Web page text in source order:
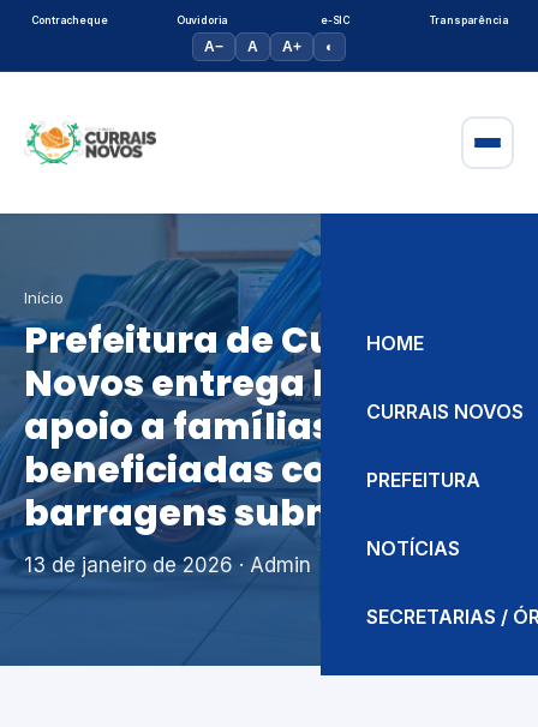
Contracheque Ouvidoria e-SIC Transparência
A− A A+ ◐
HOME
CURRAIS NOVOS
PREFEITURA
NOTÍCIAS
SECRETARIAS /
Início
Prefeitura de Currais
Novos entrega kits de
apoio a famílias
beneficiadas com
barragens submersas
13 de janeiro de 2026 · Admin